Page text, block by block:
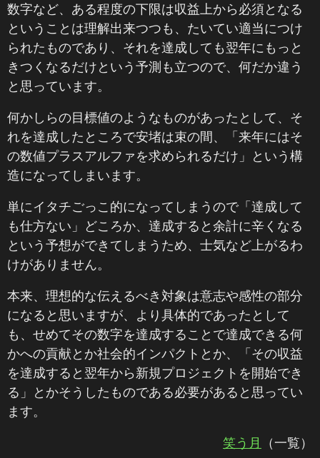
数字など、ある程度の下限は収益上から必須となる
ということは理解出来つつも、たいてい適当につけ
られたものであり、それを達成しても翌年にもっと
きつくなるだけという予測も立つので、何だか違う
と思っています。
何かしらの目標値のようなものがあったとして、そ
れを達成したところで安堵は束の間、「来年にはそ
の数値プラスアルファを求められるだけ」という構
造になってしまいます。
単にイタチごっこ的になってしまうので「達成して
も仕方ない」どころか、達成すると余計に辛くなる
という予想ができてしまうため、士気など上がるわ
けがありません。
本来、理想的な伝えるべき対象は意志や感性の部分
になると思いますが、より具体的であったとして
も、せめてその数字を達成することで達成できる何
かへの貢献とか社会的インパクトとか、「その収益
を達成すると翌年から新規プロジェクトを開始でき
る」とかそうしたものである必要があると思ってい
ます。
笑う月
（一覧）